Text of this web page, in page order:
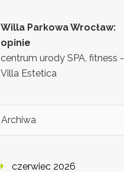
Willa Parkowa Wrocław:
opinie
centrum urody SPA, fitness -
Villa Estetica
Archiwa
czerwiec 2026